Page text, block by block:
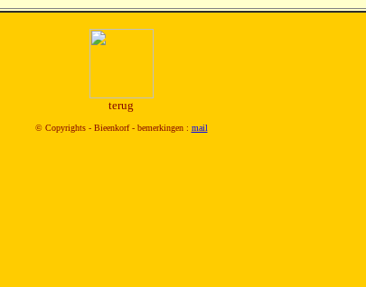
terug
© Copyrights - Bieenkorf - bemerkingen : mail